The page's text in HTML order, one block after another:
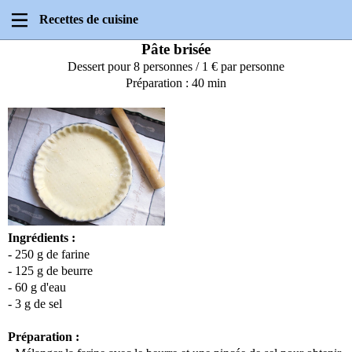
Recettes de cuisine
Pâte brisée
Dessert pour 8 personnes / 1 € par personne
Préparation : 40 min
Ingrédients :
- 250 g de farine
- 125 g de beurre
- 60 g d'eau
- 3 g de sel
Préparation :